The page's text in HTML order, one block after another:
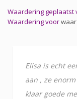
Waardering geplaatst
Waardering voor
Elisa is echt
aan , ze
klaar goede